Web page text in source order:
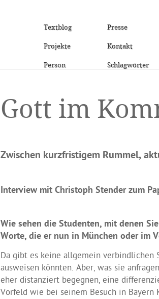
Textblog Presse
Projekte Kontakt
Person Schlagwörter
Gott im
Zwischen kurzfristigem Rummel,
Interview mit Christoph Stender zum
Wie sehen die Studenten, mit denen
Worte, die er nun in München oder im
Da gibt es keine allgemein verbindlichen
ausweisen könnten. Aber, was sie
eher distanziert begegnen, eine
Vorfeld wie bei seinem Besuch in Bayern